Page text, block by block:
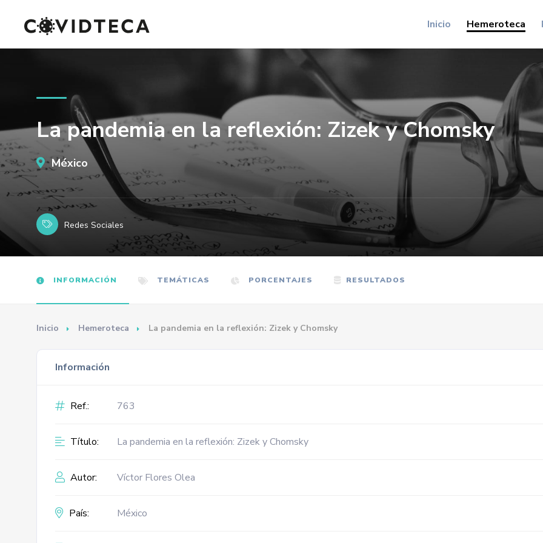
Inicio Hemeroteca
La pandemia en la reflexión: Zizek y Chomsky
México
Redes Sociales
INFORMACIÓN TEMÁTICAS PORCENTAJES RESULTADOS
Inicio Hemeroteca La pandemia en la reflexión: Zizek y Chomsky
Información
Ref.: 763
Título: La pandemia en la reflexión: Zizek y Chomsky
Autor: Víctor Flores Olea
País: México